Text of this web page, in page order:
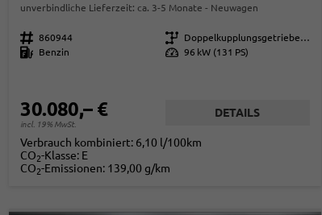
unverbindliche Lieferzeit: ca. 3-5 Monate Neuwagen
Fahrzeugnr. 860944 Getriebe
Doppelkupplungsgetriebe (DSG)
Kraftstoff
Benzin Leistung 96 kW (131 PS)
30.080,– €
incl. 19% MwSt.
DETAILS
Verbrauch kombiniert: 6,10 l/100km
CO2-Klasse: E
CO2-Emissionen: 139,00 g/km